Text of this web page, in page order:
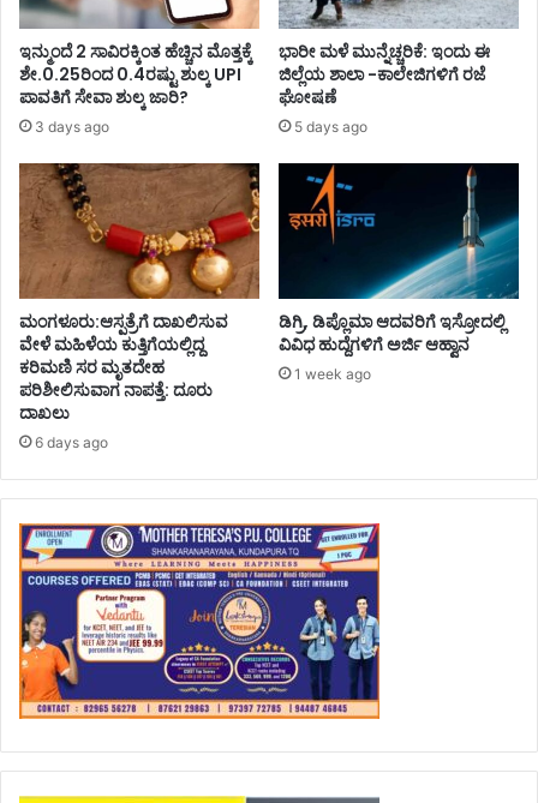
ಇನ್ಮುಂದೆ 2 ಸಾವಿರಕ್ಕಿಂತ ಹೆಚ್ಚಿನ ಮೊತ್ತಕ್ಕೆ
ಶೇ.0.25ರಿಂದ 0.4ರಷ್ಟು ಶುಲ್ಕ UPI
ಪಾವತಿಗೆ ಸೇವಾ ಶುಲ್ಕ ಜಾರಿ?
3 days ago
ಭಾರೀ ಮಳೆ ಮುನ್ನೆಚ್ಚರಿಕೆ: ಇಂದು ಈ
ಜಿಲ್ಲೆಯ ಶಾಲಾ -ಕಾಲೇಜಿಗಳಿಗೆ ರಜೆ
ಘೋಷಣೆ
5 days ago
ಮಂಗಳೂರು:ಆಸ್ಪತ್ರೆಗೆ ದಾಖಲಿಸುವ
ವೇಳೆ ಮಹಿಳೆಯ ಕುತ್ತಿಗೆಯಲ್ಲಿದ್ದ
ಕರಿಮಣಿ ಸರ ಮೃತದೇಹ
ಪರಿಶೀಲಿಸುವಾಗ ನಾಪತ್ತೆ: ದೂರು
ದಾಖಲು
6 days ago
ಡಿಗ್ರಿ, ಡಿಪ್ಲೊಮಾ ಆದವರಿಗೆ ಇಸ್ರೋದಲ್ಲಿ
ವಿವಿಧ ಹುದ್ದೆಗಳಿಗೆ ಅರ್ಜಿ ಆಹ್ವಾನ
1 week ago